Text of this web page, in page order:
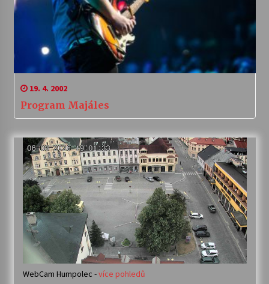
19. 4. 2002
Program Majáles
WebCam Humpolec -více pohledů